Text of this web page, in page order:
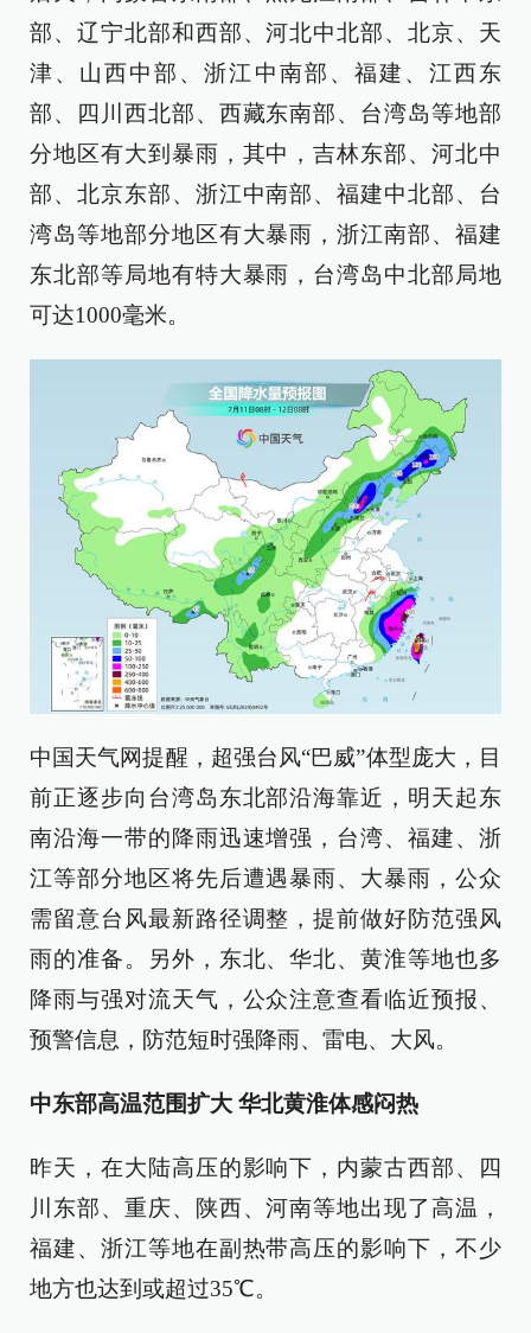
部、辽宁北部和西部、河北中北部、北京、天
津、山西中部、浙江中南部、福建、江西东
部、四川西北部、西藏东南部、台湾岛等地部
分地区有大到暴雨，其中，吉林东部、河北中
部、北京东部、浙江中南部、福建中北部、台
湾岛等地部分地区有大暴雨，浙江南部、福建
东北部等局地有特大暴雨，台湾岛中北部局地
可达1000毫米。
中国天气网提醒，超强台风“巴威”体型庞大，目
前正逐步向台湾岛东北部沿海靠近，明天起东
南沿海一带的降雨迅速增强，台湾、福建、浙
江等部分地区将先后遭遇暴雨、大暴雨，公众
需留意台风最新路径调整，提前做好防范强风
雨的准备。另外，东北、华北、黄淮等地也多
降雨与强对流天气，公众注意查看临近预报、
预警信息，防范短时强降雨、雷电、大风。
中东部高温范围扩大 华北黄淮体感闷热
昨天，在大陆高压的影响下，内蒙古西部、四
川东部、重庆、陕西、河南等地出现了高温，
福建、浙江等地在副热带高压的影响下，不少
地方也达到或超过35℃。